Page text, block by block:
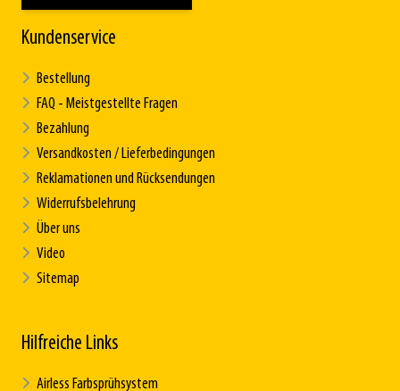
Kundenservice
Bestellung
FAQ - Meistgestellte Fragen
Bezahlung
Versandkosten / Lieferbedingungen
Reklamationen und Rücksendungen
Widerrufsbelehrung
Über uns
Video
Sitemap
Hilfreiche Links
Airless Farbsprühsystem